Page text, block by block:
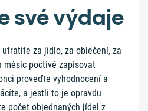
své výdaje
za jídlo, za oblečení, za
měsíc poctivě zapisovat
proveďte vyhodnocení a
a jestli to je opravdu
počet objednaných jídel z